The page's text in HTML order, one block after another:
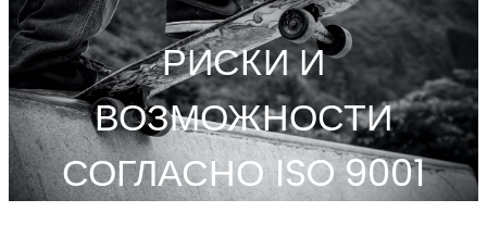
РИСКИ И
ВОЗМОЖНОСТИ
СОГЛАСНО ISO 9001